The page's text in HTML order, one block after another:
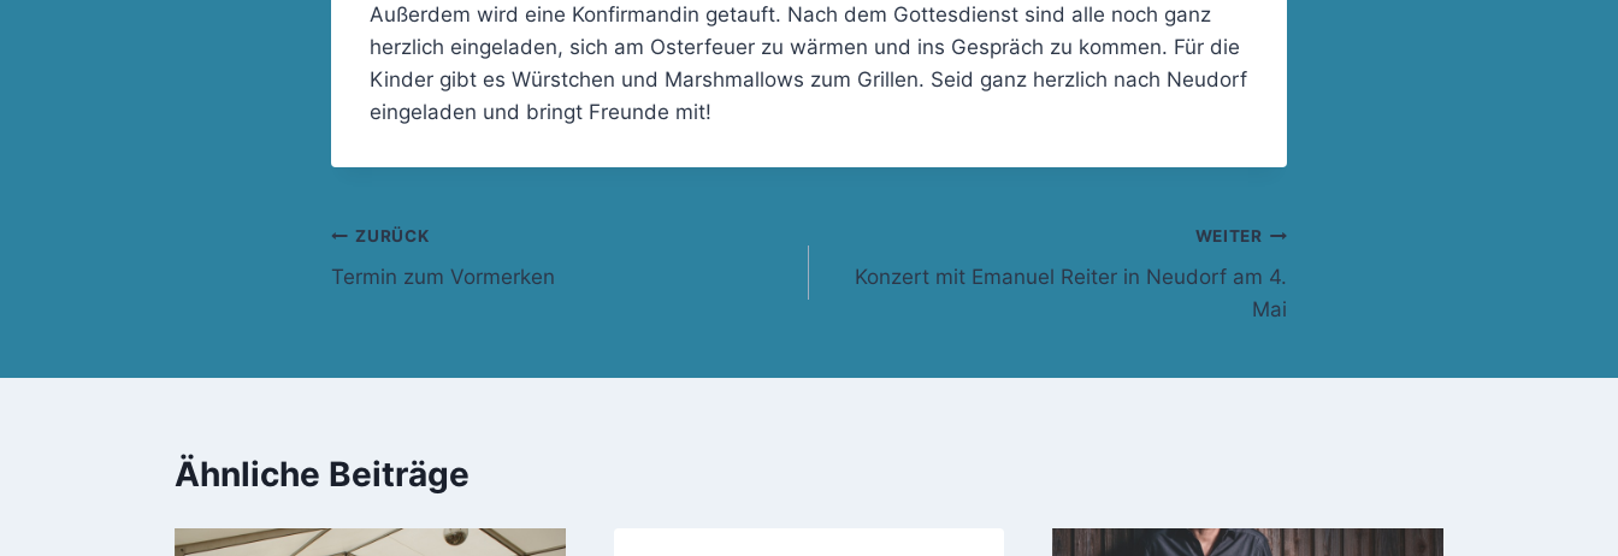
Außerdem wird eine Konfirmandin getauft. Nach dem Gottesdienst sind alle noch ganz
herzlich eingeladen, sich am Osterfeuer zu wärmen und ins Gespräch zu kommen. Für die
Kinder gibt es Würstchen und Marshmallows zum Grillen. Seid ganz herzlich nach Neudorf
eingeladen und bringt Freunde mit!
Beitragsnavigation
ZURÜCK
Termin zum Vormerken
WEITER
Konzert mit Emanuel Reiter in Neudorf am 4.
Mai
Ähnliche Beiträge